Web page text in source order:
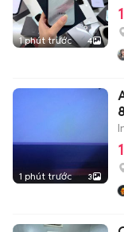
1 phút trước 4
1 phút trước 3